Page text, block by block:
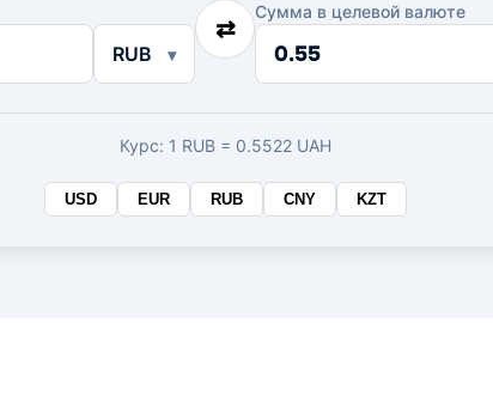
RUB
⇄
Сумма в целевой валюте
Сумма
Курс: 1 RUB = 0.5522 UAH
USD EUR RUB CNY KZT